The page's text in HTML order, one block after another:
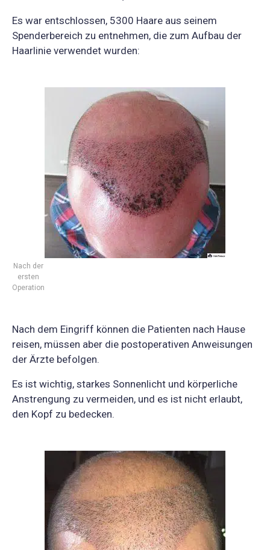
Es war entschlossen, 5300 Haare aus seinem
Spenderbereich zu entnehmen, die zum Aufbau der
Haarlinie verwendet wurden:
Nach der
ersten
Operation
Nach dem Eingriff können die Patienten nach Hause
reisen, müssen aber die postoperativen Anweisungen
der Ärzte befolgen.
Es ist wichtig, starkes Sonnenlicht und körperliche
Anstrengung zu vermeiden, und es ist nicht erlaubt,
den Kopf zu bedecken.